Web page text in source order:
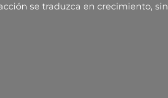
se traduzca en crecimiento, sin